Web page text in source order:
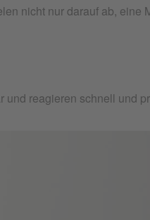
nicht nur darauf ab, eine
und reagieren schnell und